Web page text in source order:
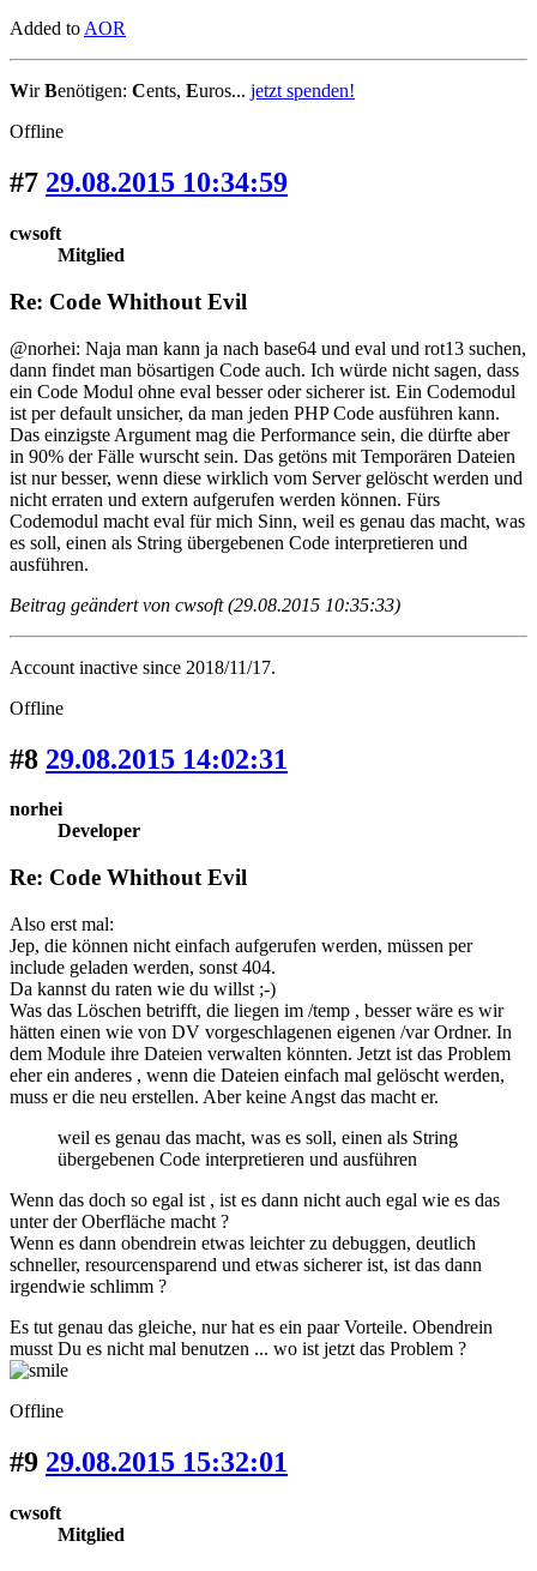
Added to AOR
WirBenötigen: Cents, Euros... jetzt spenden!
Offline
#7 29.08.2015 10:34:59
cwsoft
Mitglied
Re: Code Whithout Evil
@norhei: Naja man kann ja nach base64 und eval und rot13 suchen,
dann findet man bösartigen Code auch. Ich würde nicht sagen, dass
ein Code Modul ohne eval besser oder sicherer ist. Ein Codemodul
ist per default unsicher, da man jeden PHP Code ausführen kann.
Das einzigste Argument mag die Performance sein, die dürfte aber
in 90% der Fälle wurscht sein. Das getöns mit Temporären Dateien
ist nur besser, wenn diese wirklich vom Server gelöscht werden und
nicht erraten und extern aufgerufen werden können. Fürs
Codemodul macht eval für mich Sinn, weil es genau das macht, was
es soll, einen als String übergebenen Code interpretieren und
ausführen.
Beitrag geändert von cwsoft (29.08.2015 10:35:33)
Account inactive since 2018/11/17.
Offline
#8 29.08.2015 14:02:31
norhei
Developer
Re: Code Whithout Evil
Also erst mal:
Jep, die können nicht einfach aufgerufen werden, müssen per
include geladen werden, sonst 404.
Da kannst du raten wie du willst ;-)
Was das Löschen betrifft, die liegen im /temp , besser wäre es wir
hätten einen wie von DV vorgeschlagenen eigenen /var Ordner. In
dem Module ihre Dateien verwalten könnten. Jetzt ist das Problem
eher ein anderes , wenn die Dateien einfach mal gelöscht werden,
muss er die neu erstellen. Aber keine Angst das macht er.
weil es genau das macht, was es soll, einen als String
übergebenen Code interpretieren und ausführen
Wenn das doch so egal ist , ist es dann nicht auch egal wie es das
unter der Oberfläche macht ?
Wenn es dann obendrein etwas leichter zu debuggen, deutlich
schneller, resourcensparend und etwas sicherer ist, ist das dann
irgendwie schlimm ?
Es tut genau das gleiche, nur hat es ein paar Vorteile. Obendrein
musst Du es nicht mal benutzen ... wo ist jetzt das Problem ?
Offline
#9 29.08.2015 15:32:01
cwsoft
Mitglied